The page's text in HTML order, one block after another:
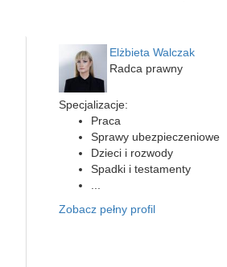
Elżbieta Walczak
Radca prawny
Specjalizacje:
Praca
Sprawy ubezpieczeniowe
Dzieci i rozwody
Spadki i testamenty
Zobacz pełny profil